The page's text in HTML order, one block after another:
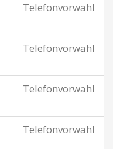
Telefonvorwahl
Telefonvorwahl
Telefonvorwahl
Telefonvorwahl